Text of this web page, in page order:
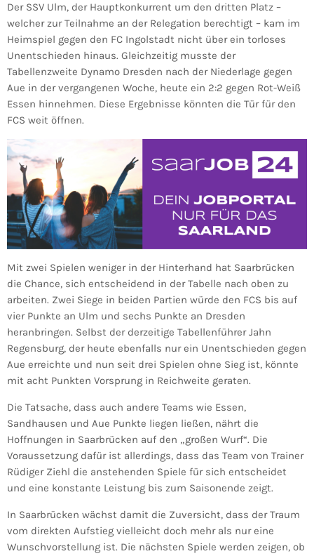
Der SSV Ulm, der Hauptkonkurrent um den dritten Platz –
welcher zur Teilnahme an der Relegation berechtigt – kam im
Heimspiel gegen den FC Ingolstadt nicht über ein torloses
Unentschieden hinaus. Gleichzeitig musste der
Tabellenzweite Dynamo Dresden nach der Niederlage gegen
Aue in der vergangenen Woche, heute ein 2:2 gegen Rot-Weiß
Essen hinnehmen. Diese Ergebnisse könnten die Tür für den
FCS weit öffnen.
Mit zwei Spielen weniger in der Hinterhand hat Saarbrücken
die Chance, sich entscheidend in der Tabelle nach oben zu
arbeiten. Zwei Siege in beiden Partien würde den FCS bis auf
vier Punkte an Ulm und sechs Punkte an Dresden
heranbringen. Selbst der derzeitige Tabellenführer Jahn
Regensburg, der heute ebenfalls nur ein Unentschieden gegen
Aue erreichte und nun seit drei Spielen ohne Sieg ist, könnte
mit acht Punkten Vorsprung in Reichweite geraten.
Die Tatsache, dass auch andere Teams wie Essen,
Sandhausen und Aue Punkte liegen ließen, nährt die
Hoffnungen in Saarbrücken auf den „großen Wurf“. Die
Voraussetzung dafür ist allerdings, dass das Team von Trainer
Rüdiger Ziehl die anstehenden Spiele für sich entscheidet
und eine konstante Leistung bis zum Saisonende zeigt.
In Saarbrücken wächst damit die Zuversicht, dass der Traum
vom direkten Aufstieg vielleicht doch mehr als nur eine
Wunschvorstellung ist. Die nächsten Spiele werden zeigen, ob